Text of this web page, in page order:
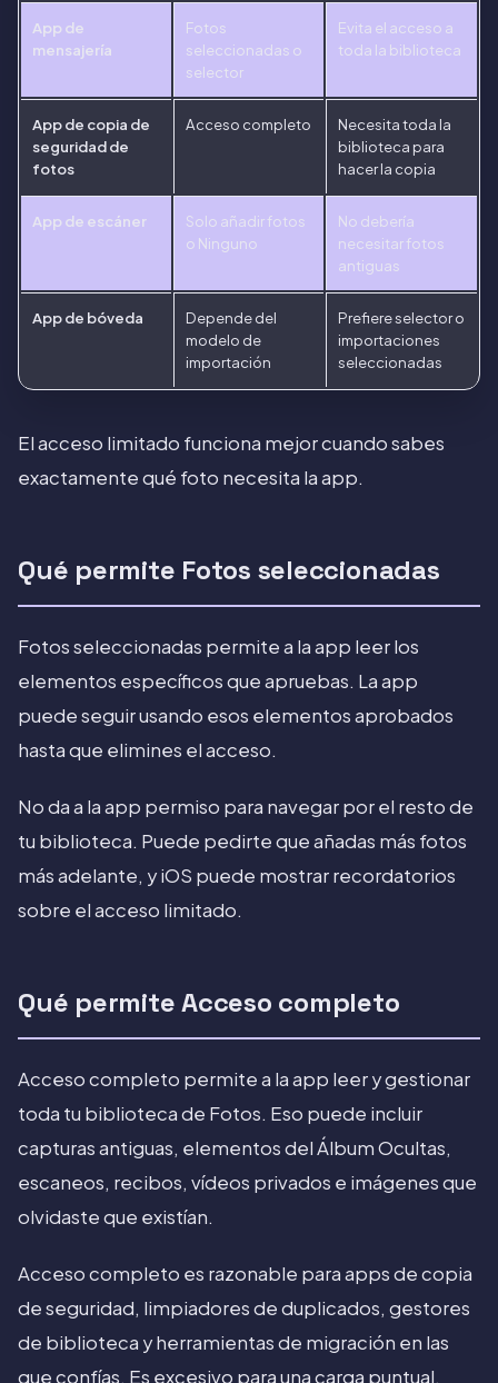
App de
mensajería
Fotos
seleccionadas o
selector
Evita el acceso a
toda la biblioteca
App de copia de
seguridad de
fotos
Acceso completo
Necesita toda la
biblioteca para
hacer la copia
App de escáner
Solo añadir fotos
o Ninguno
No debería
necesitar fotos
antiguas
App de bóveda
Depende del
modelo de
importación
Prefiere selector o
importaciones
seleccionadas
El acceso limitado funciona mejor cuando sabes
exactamente qué foto necesita la app.
Qué permite Fotos seleccionadas
Fotos seleccionadas permite a la app leer los
elementos específicos que apruebas. La app
puede seguir usando esos elementos aprobados
hasta que elimines el acceso.
No da a la app permiso para navegar por el resto de
tu biblioteca. Puede pedirte que añadas más fotos
más adelante, y iOS puede mostrar recordatorios
sobre el acceso limitado.
Qué permite Acceso completo
Acceso completo permite a la app leer y gestionar
toda tu biblioteca de Fotos. Eso puede incluir
capturas antiguas, elementos del Álbum Ocultas,
escaneos, recibos, vídeos privados e imágenes que
olvidaste que existían.
Acceso completo es razonable para apps de copia
de seguridad, limpiadores de duplicados, gestores
de biblioteca y herramientas de migración en las
que confías. Es excesivo para una carga puntual.